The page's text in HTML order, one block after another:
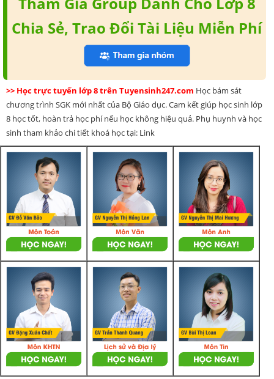
Chia Sẻ, Trao Đổi Tài Liệu Miễn Phí
>> Học trực tuyến lớp 8 trên Tuyensinh247.com Học bám sát
chương trình SGK mới nhất của Bộ Giáo dục. Cam kết giúp học sinh lớp
8 học tốt, hoàn trả học phí nếu học không hiệu quả. Phụ huynh và học
sinh tham khảo chi tiết khoá học tại: Link